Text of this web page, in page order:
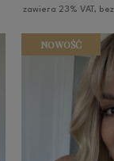
zawiera 23% VAT,
NOWOŚĆ